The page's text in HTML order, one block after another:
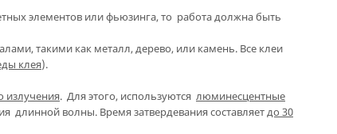
элементов или фьюзинга, то работа должна быть
такими как металл, дерево, или камень. Все клеи
клея).
излучения. Для этого, используются люминесцентные
волны. Время затвердевания составляетдо 30